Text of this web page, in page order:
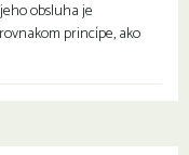
obsluha je
princípe, ako